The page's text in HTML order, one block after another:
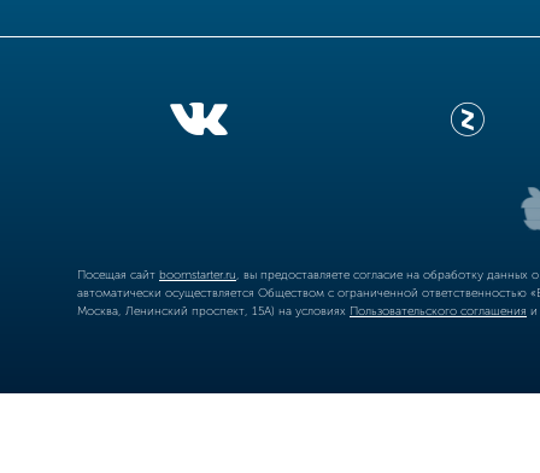
Посещая сайт boomstarter.ru , вы предоставляете согласие на обработку
автоматически осуществляется Обществом с ограниченной
Москва, Ленинский проспект, 15А) на условиях Пользовательского соглашения и